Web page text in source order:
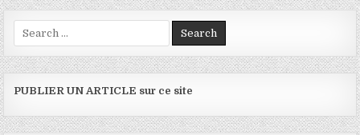
Search for:
PUBLIER UN ARTICLE sur ce site